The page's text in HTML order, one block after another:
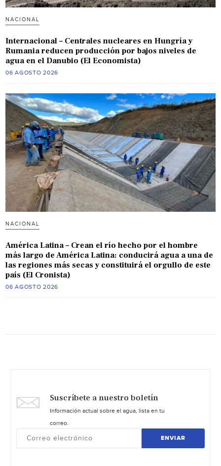
NACIONAL
Internacional – Centrales nucleares en Hungría y
Rumania reducen producción por bajos niveles de
agua en el Danubio (El Economista)
06 AGOSTO 2026
NACIONAL
América Latina – Crean el río hecho por el hombre
más largo de América Latina: conducirá agua a una de
las regiones más secas y constituirá el orgullo de este
país (El Cronista)
06 AGOSTO 2026
Suscríbete a nuestro boletín
Información actual sobre el agua, lista en tu
correo.
ENVIAR